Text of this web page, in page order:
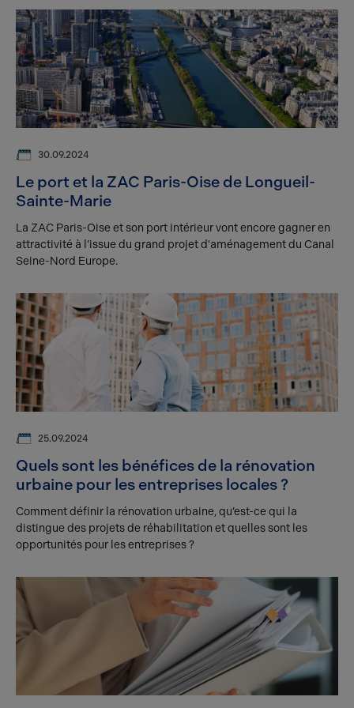
30.09.2024
Le port et la ZAC Paris-Oise de Longueil-
Sainte-Marie
La ZAC Paris-Oise et son port intérieur vont encore gagner en
attractivité à l’issue du grand projet d'aménagement du Canal
Seine-Nord Europe.
25.09.2024
Quels sont les bénéfices de la rénovation
urbaine pour les entreprises locales ?
Comment définir la rénovation urbaine, qu’est-ce qui la
distingue des projets de réhabilitation et quelles sont les
opportunités pour les entreprises ?